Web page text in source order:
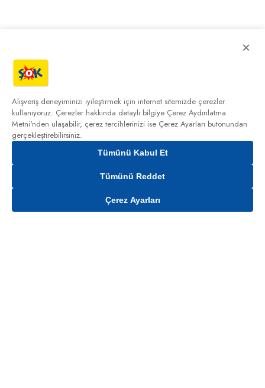
Gelince Haber Ver
×
Alışveriş deneyiminizi iyileştirmek için internet sitemizde çerezler
kullanıyoruz. Çerezler hakkında detaylı bilgiye Çerez Aydınlatma
Metni'nden ulaşabilir, çerez tercihlerinizi ise Çerez Ayarları butonundan
gerçekleştirebilirsiniz.
Tümünü Kabul Et
Tümünü Reddet
Çerez Ayarları